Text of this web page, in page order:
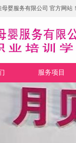
婴服务有限公司 官方网站
服务项目